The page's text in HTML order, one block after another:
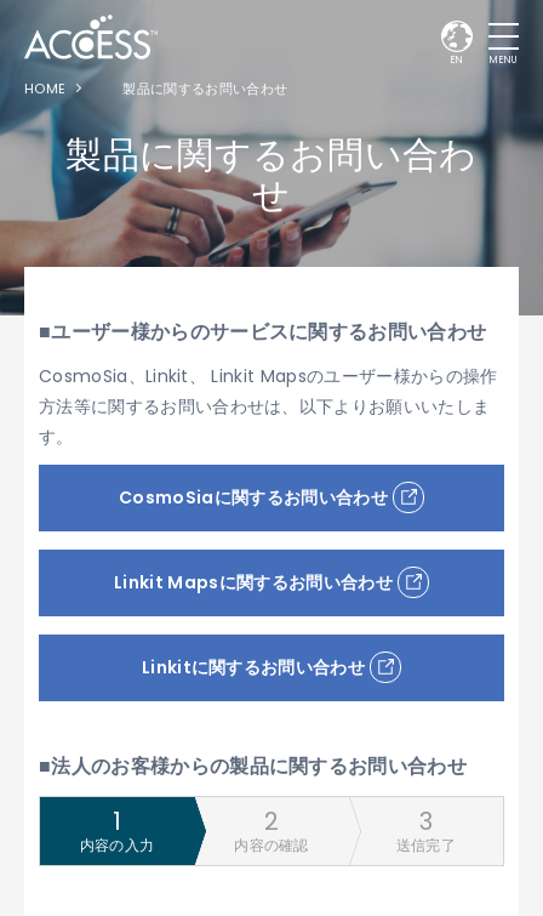
EN MENU
HOME 製品に関するお問い合わせ
製品に関するお問い合わ
せ
■ユーザー様からのサービスに関するお問い合わせ
CosmoSia、Linkit、 Linkit Mapsのユーザー様からの操作
方法等に関するお問い合わせは、以下よりお願いいたしま
す。
CosmoSiaに関するお問い合わせ
Linkit Mapsに関するお問い合わせ
Linkitに関するお問い合わせ
■法人のお客様からの製品に関するお問い合わせ
内容の入力 内容の確認 送信完了